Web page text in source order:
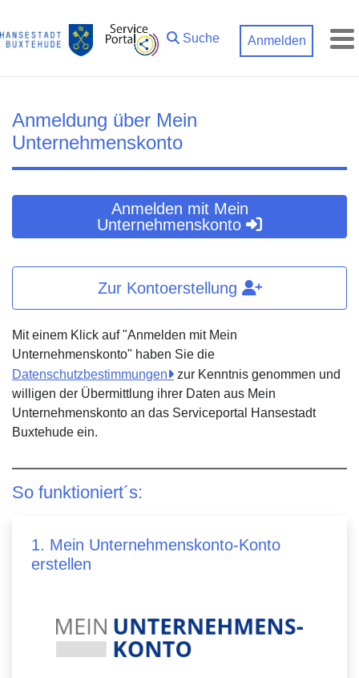
Suche Anmelden
Anmeldung über Mein
Unternehmenskonto
Anmelden mit Mein
Unternehmenskonto
Zur Kontoerstellung
Mit einem Klick auf "Anmelden mit Mein
Unternehmenskonto" haben Sie die
Datenschutzbestimmungen
zur Kenntnis genommen und
willigen der Übermittlung ihrer Daten aus Mein
Unternehmenskonto an das Serviceportal Hansestadt
Buxtehude ein.
So funktioniert´s:
1. Mein Unternehmenskonto-Konto
erstellen